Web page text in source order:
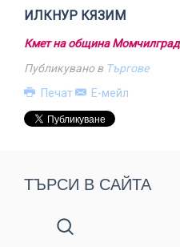
ИЛКНУР КЯЗИМ
Кмет на община Момчилград
Публикувано в Търгове
Печат
Е-мейл
ТЪРСИ В САЙТА